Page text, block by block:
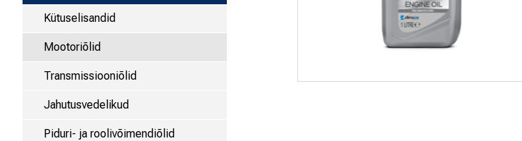
Kütuselisandid
Mootoriõlid
Transmissiooniõlid
Jahutusvedelikud
Piduri- ja roolivõimendiõlid